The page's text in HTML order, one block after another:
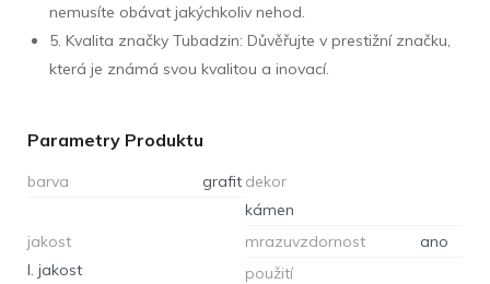
nemusíte obávat jakýchkoliv nehod.
5. Kvalita značky Tubadzin: Důvěřujte v prestižní značku,
která je známá svou kvalitou a inovací.
Parametry Produktu
barva grafit dekor
kámen
jakost
I. jakost
mrazuvzdornost
ano
použití